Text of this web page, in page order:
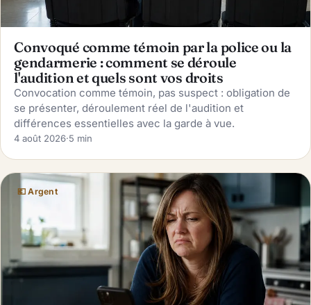
Convoqué comme témoin par la police ou la
gendarmerie : comment se déroule
l'audition et quels sont vos droits
Convocation comme témoin, pas suspect : obligation de
se présenter, déroulement réel de l'audition et
différences essentielles avec la garde à vue.
4 août 2026·5 min
💶 Argent